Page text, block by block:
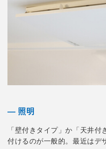
― 照明
「壁付きタイプ」か「天井
付けるのが一般的。最近はデ